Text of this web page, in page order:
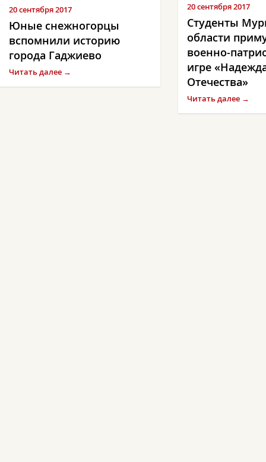
20 сентября 2017
Юные снежногорцы
вспомнили историю
города Гаджиево
Читать далее →
20 сентября 2017
Студенты
области
военно-
игре
Отечества»
Читать далее →